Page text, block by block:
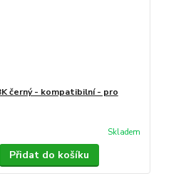
černý - kompatibilní - pro
Skladem
Přidat do košíku